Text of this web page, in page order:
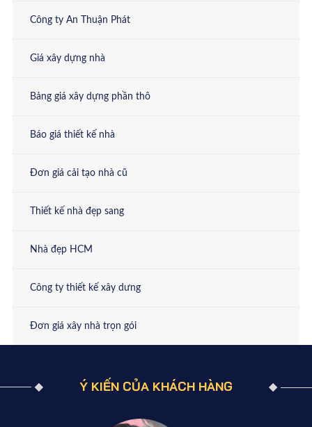
Công ty An Thuận Phát
Giá xây dựng nhà
Bảng giá xây dựng phần thô
Báo giá thiết kế nhà
Đơn giá cải tạo nhà cũ
Thiết kế nhà đẹp sang
Nhà đẹp HCM
Công ty thiết kế xây dưng
Đơn giá xây nhà trọn gói
Ý KIẾN CỦA KHÁCH HÀNG